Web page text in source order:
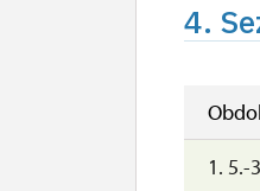
4.
1. 5.-